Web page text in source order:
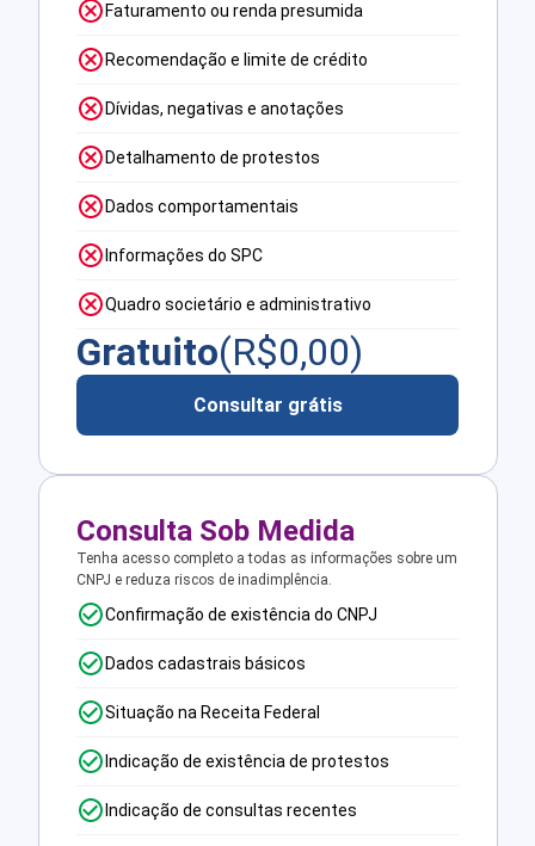
Faturamento ou renda presumida
Recomendação e limite de crédito
Dívidas, negativas e anotações
Detalhamento de protestos
Dados comportamentais
Informações do SPC
Quadro societário e administrativo
Gratuito(R$0,00)
Consultar grátis
Consulta Sob Medida
Tenha acesso completo a todas as informações sobre um
CNPJ e reduza riscos de inadimplência.
Confirmação de existência do CNPJ
Dados cadastrais básicos
Situação na Receita Federal
Indicação de existência de protestos
Indicação de consultas recentes